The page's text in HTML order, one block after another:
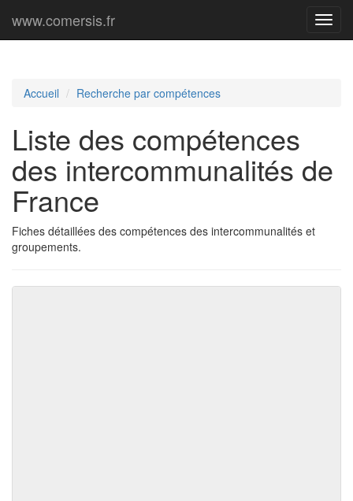
Menu
www.comersis.fr
Accueil Recherche par compétences
Liste des compétences
des intercommunalités de
France
Fiches détaillées des compétences des intercommunalités et
groupements.